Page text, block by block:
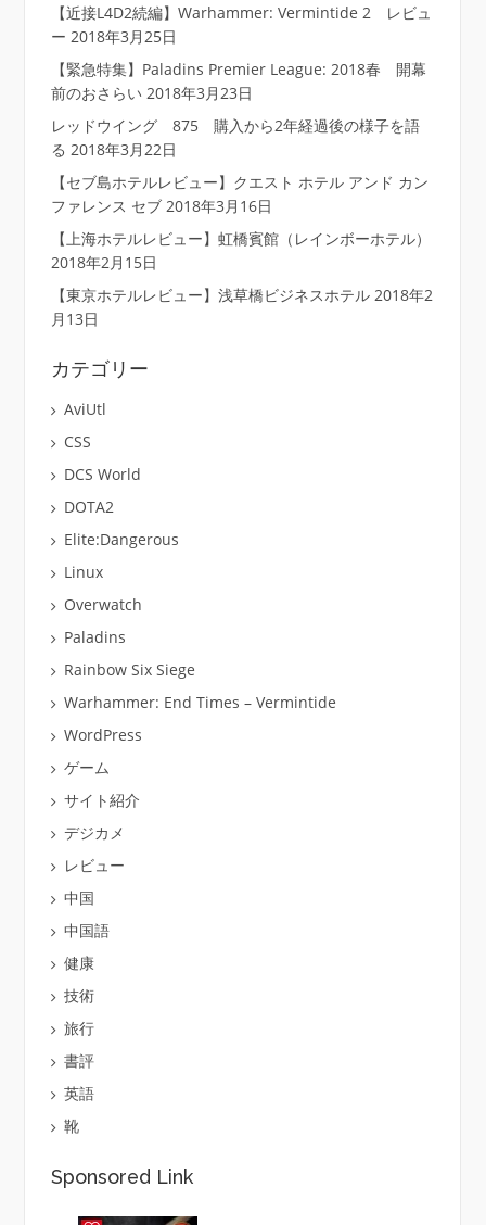
【近接L4D2続編】Warhammer: Vermintide 2 レビュ
ー 2018年3月25日
【緊急特集】Paladins Premier League: 2018春 開幕
前のおさらい 2018年3月23日
レッドウイング 875 購入から2年経過後の様子を語
る 2018年3月22日
【セブ島ホテルレビュー】クエスト ホテル アンド カン
ファレンス セブ 2018年3月16日
【上海ホテルレビュー】虹橋賓館（レインボーホテル）
2018年2月15日
【東京ホテルレビュー】浅草橋ビジネスホテル 2018年2
月13日
カテゴリー
AviUtl
CSS
DCS World
DOTA2
Elite:Dangerous
Linux
Overwatch
Paladins
Rainbow Six Siege
Warhammer: End Times – Vermintide
WordPress
ゲーム
サイト紹介
デジカメ
レビュー
中国
中国語
健康
技術
旅行
書評
英語
靴
Sponsored Link